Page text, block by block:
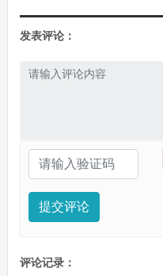
发表评论：
提交评论
评论记录：